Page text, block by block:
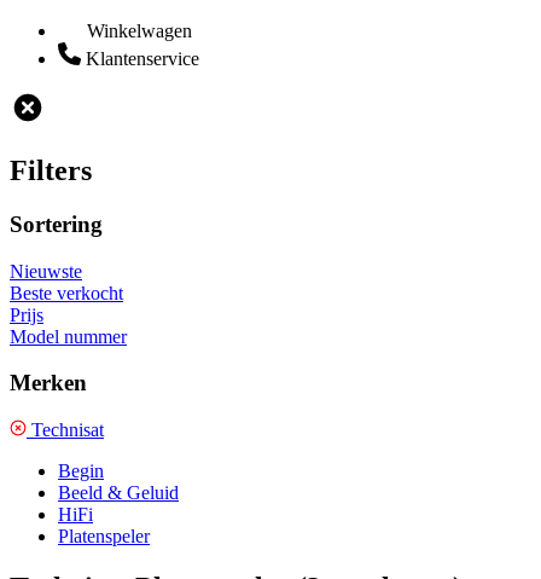
Winkelwagen
Klantenservice
Filters
Sortering
Nieuwste
Beste verkocht
Prijs
Model nummer
Merken
Technisat
Begin
Beeld & Geluid
HiFi
Platenspeler